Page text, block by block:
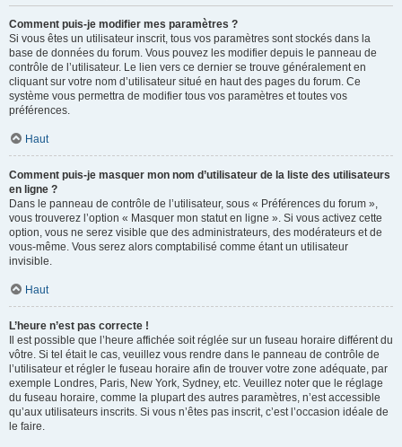
Comment puis-je modifier mes paramètres ?
Si vous êtes un utilisateur inscrit, tous vos paramètres sont stockés dans la
base de données du forum. Vous pouvez les modifier depuis le panneau de
contrôle de l’utilisateur. Le lien vers ce dernier se trouve généralement en
cliquant sur votre nom d’utilisateur situé en haut des pages du forum. Ce
système vous permettra de modifier tous vos paramètres et toutes vos
préférences.
Haut
Comment puis-je masquer mon nom d’utilisateur de la liste des utilisateurs
en ligne ?
Dans le panneau de contrôle de l’utilisateur, sous « Préférences du forum »,
vous trouverez l’option « Masquer mon statut en ligne ». Si vous activez cette
option, vous ne serez visible que des administrateurs, des modérateurs et de
vous-même. Vous serez alors comptabilisé comme étant un utilisateur
invisible.
Haut
L’heure n’est pas correcte !
Il est possible que l’heure affichée soit réglée sur un fuseau horaire différent du
vôtre. Si tel était le cas, veuillez vous rendre dans le panneau de contrôle de
l’utilisateur et régler le fuseau horaire afin de trouver votre zone adéquate, par
exemple Londres, Paris, New York, Sydney, etc. Veuillez noter que le réglage
du fuseau horaire, comme la plupart des autres paramètres, n’est accessible
qu’aux utilisateurs inscrits. Si vous n’êtes pas inscrit, c’est l’occasion idéale de
le faire.